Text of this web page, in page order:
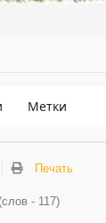
Метки
Печать
(слов - 117)